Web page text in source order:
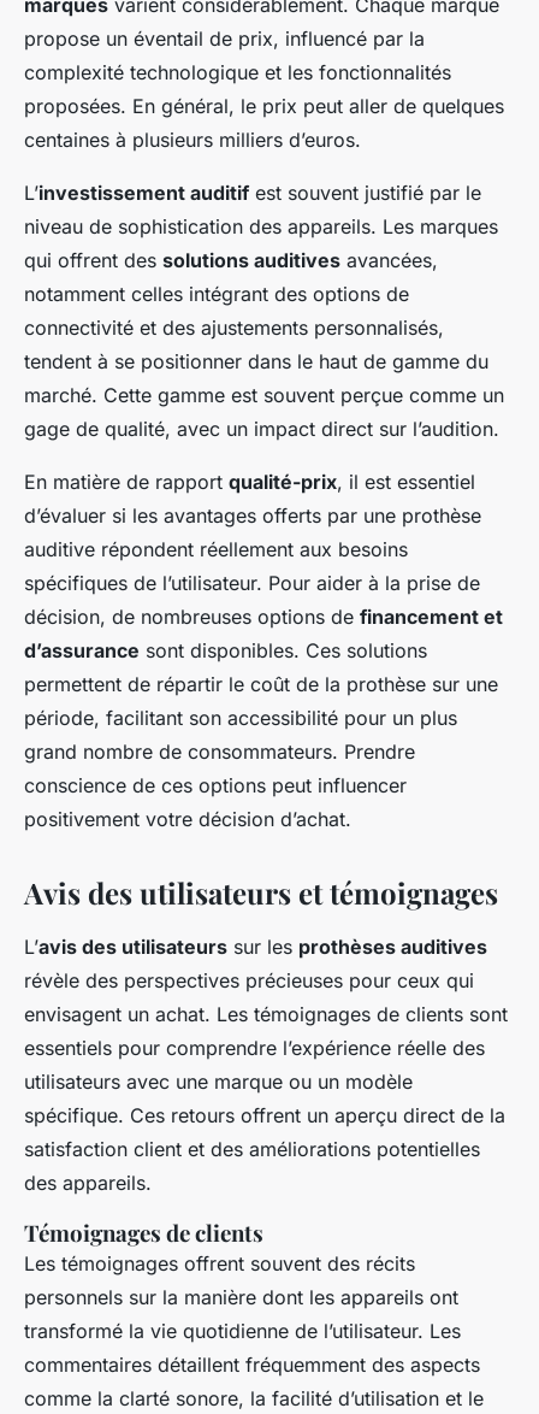
marques varient considérablement. Chaque marque
propose un éventail de prix, influencé par la
complexité technologique et les fonctionnalités
proposées. En général, le prix peut aller de quelques
centaines à plusieurs milliers d’euros.
L’investissement auditif est souvent justifié par le
niveau de sophistication des appareils. Les marques
qui offrent des solutions auditives avancées,
notamment celles intégrant des options de
connectivité et des ajustements personnalisés,
tendent à se positionner dans le haut de gamme du
marché. Cette gamme est souvent perçue comme un
gage de qualité, avec un impact direct sur l’audition.
En matière de rapport qualité-prix, il est essentiel
d’évaluer si les avantages offerts par une prothèse
auditive répondent réellement aux besoins
spécifiques de l’utilisateur. Pour aider à la prise de
décision, de nombreuses options de financement et
d’assurance sont disponibles. Ces solutions
permettent de répartir le coût de la prothèse sur une
période, facilitant son accessibilité pour un plus
grand nombre de consommateurs. Prendre
conscience de ces options peut influencer
positivement votre décision d’achat.
Avis des utilisateurs et témoignages
L’avis des utilisateurs sur les prothèses auditives
révèle des perspectives précieuses pour ceux qui
envisagent un achat. Les témoignages de clients sont
essentiels pour comprendre l’expérience réelle des
utilisateurs avec une marque ou un modèle
spécifique. Ces retours offrent un aperçu direct de la
satisfaction client et des améliorations potentielles
des appareils.
Témoignages de clients
Les témoignages offrent souvent des récits
personnels sur la manière dont les appareils ont
transformé la vie quotidienne de l’utilisateur. Les
commentaires détaillent fréquemment des aspects
comme la clarté sonore, la facilité d’utilisation et le